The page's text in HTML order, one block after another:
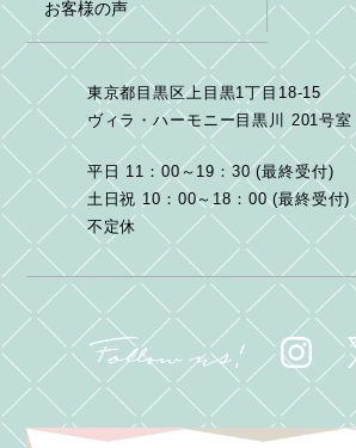
お客様の声
東京都目黒区上目黒1丁目18-15
ヴィラ・ハーモニー目黒川 201号室
平日 11：00～19：30 (最終受付)
土日祝 10：00～18：00 (最終受付)
不定休